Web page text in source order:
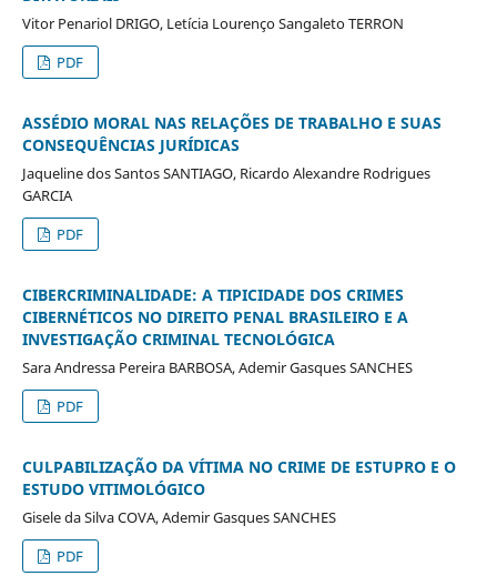
Vitor Penariol DRIGO, Letícia Lourenço Sangaleto TERRON
PDF
ASSÉDIO MORAL NAS RELAÇÕES DE TRABALHO E SUAS
CONSEQUÊNCIAS JURÍDICAS
Jaqueline dos Santos SANTIAGO, Ricardo Alexandre Rodrigues
GARCIA
PDF
CIBERCRIMINALIDADE: A TIPICIDADE DOS CRIMES
CIBERNÉTICOS NO DIREITO PENAL BRASILEIRO E A
INVESTIGAÇÃO CRIMINAL TECNOLÓGICA
Sara Andressa Pereira BARBOSA, Ademir Gasques SANCHES
PDF
CULPABILIZAÇÃO DA VÍTIMA NO CRIME DE ESTUPRO E O
ESTUDO VITIMOLÓGICO
Gisele da Silva COVA, Ademir Gasques SANCHES
PDF